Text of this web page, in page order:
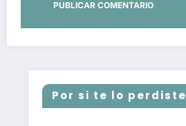
Por si te lo perdiste